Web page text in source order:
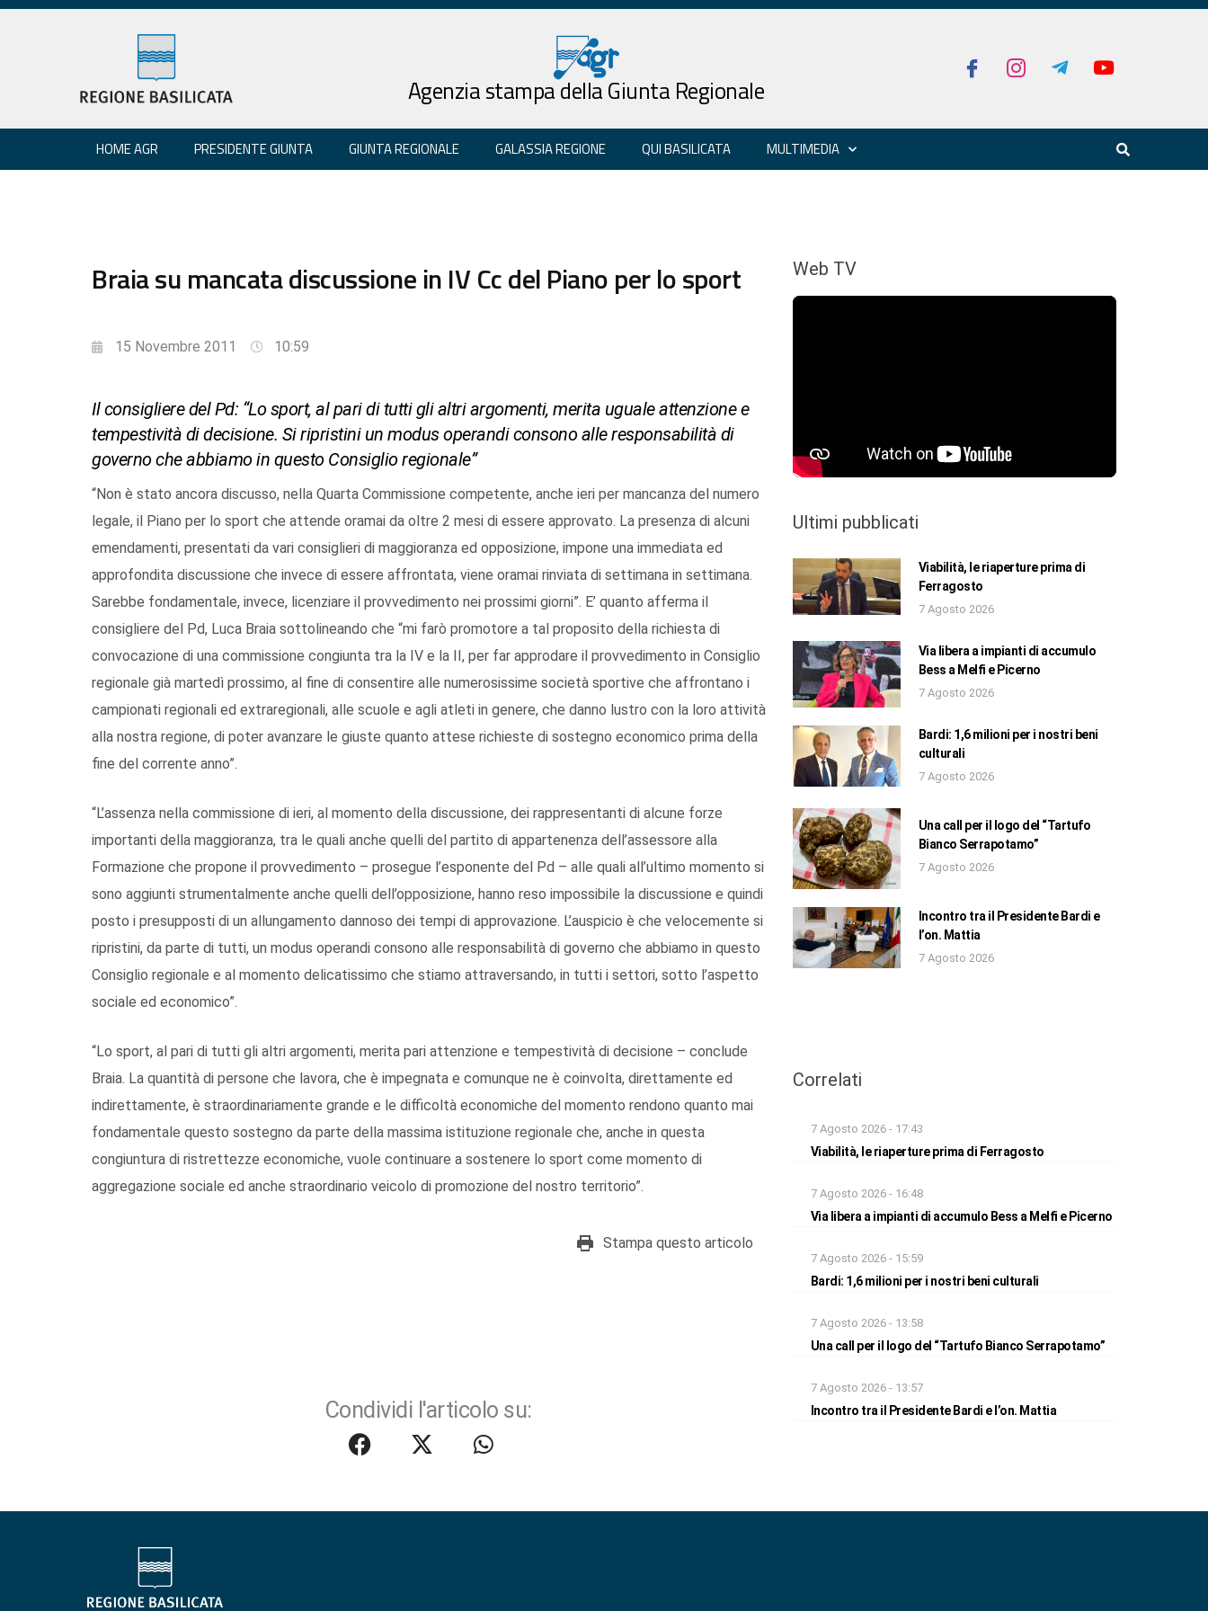
Agenzia stampa della Giunta Regionale
HOME AGR PRESIDENTE GIUNTA GIUNTA REGIONALE GALASSIA REGIONE QUI BASILICATA MULTIMEDIA
Braia su mancata discussione in IV Cc del Piano per lo sport
15 Novembre 2011 10:59
Il consigliere del Pd: “Lo sport, al pari di tutti gli altri argomenti, merita uguale attenzione e
tempestività di decisione. Si ripristini un modus operandi consono alle responsabilità di
governo che abbiamo in questo Consiglio regionale”
“Non è stato ancora discusso, nella Quarta Commissione competente, anche ieri per mancanza del numero
legale, il Piano per lo sport che attende oramai da oltre 2 mesi di essere approvato. La presenza di alcuni
emendamenti, presentati da vari consiglieri di maggioranza ed opposizione, impone una immediata ed
approfondita discussione che invece di essere affrontata, viene oramai rinviata di settimana in settimana.
Sarebbe fondamentale, invece, licenziare il provvedimento nei prossimi giorni”. E’ quanto afferma il
consigliere del Pd, Luca Braia sottolineando che “mi farò promotore a tal proposito della richiesta di
convocazione di una commissione congiunta tra la IV e la II, per far approdare il provvedimento in Consiglio
regionale già martedì prossimo, al fine di consentire alle numerosissime società sportive che affrontano i
campionati regionali ed extraregionali, alle scuole e agli atleti in genere, che danno lustro con la loro attività
alla nostra regione, di poter avanzare le giuste quanto attese richieste di sostegno economico prima della
fine del corrente anno”.
“L’assenza nella commissione di ieri, al momento della discussione, dei rappresentanti di alcune forze
importanti della maggioranza, tra le quali anche quelli del partito di appartenenza dell’assessore alla
Formazione che propone il provvedimento – prosegue l’esponente del Pd – alle quali all’ultimo momento si
sono aggiunti strumentalmente anche quelli dell’opposizione, hanno reso impossibile la discussione e quindi
posto i presupposti di un allungamento dannoso dei tempi di approvazione. L’auspicio è che velocemente si
ripristini, da parte di tutti, un modus operandi consono alle responsabilità di governo che abbiamo in questo
Consiglio regionale e al momento delicatissimo che stiamo attraversando, in tutti i settori, sotto l’aspetto
sociale ed economico”.
“Lo sport, al pari di tutti gli altri argomenti, merita pari attenzione e tempestività di decisione – conclude
Braia. La quantità di persone che lavora, che è impegnata e comunque ne è coinvolta, direttamente ed
indirettamente, è straordinariamente grande e le difficoltà economiche del momento rendono quanto mai
fondamentale questo sostegno da parte della massima istituzione regionale che, anche in questa
congiuntura di ristrettezze economiche, vuole continuare a sostenere lo sport come momento di
aggregazione sociale ed anche straordinario veicolo di promozione del nostro territorio”.
Stampa questo articolo
Condividi l'articolo su:
Web TV
Ultimi pubblicati
Viabilità, le riaperture prima di
Ferragosto
7 Agosto 2026
Via libera a impianti di accumulo
Bess a Melfi e Picerno
7 Agosto 2026
Bardi: 1,6 milioni per i nostri beni
culturali
7 Agosto 2026
Una call per il logo del “Tartufo
Bianco Serrapotamo”
7 Agosto 2026
Incontro tra il Presidente Bardi e
l’on. Mattia
7 Agosto 2026
Correlati
7 Agosto 2026 - 17:43
Viabilità, le riaperture prima di Ferragosto
7 Agosto 2026 - 16:48
Via libera a impianti di accumulo Bess a Melfi e Picerno
7 Agosto 2026 - 15:59
Bardi: 1,6 milioni per i nostri beni culturali
7 Agosto 2026 - 13:58
Una call per il logo del “Tartufo Bianco Serrapotamo”
7 Agosto 2026 - 13:57
Incontro tra il Presidente Bardi e l’on. Mattia